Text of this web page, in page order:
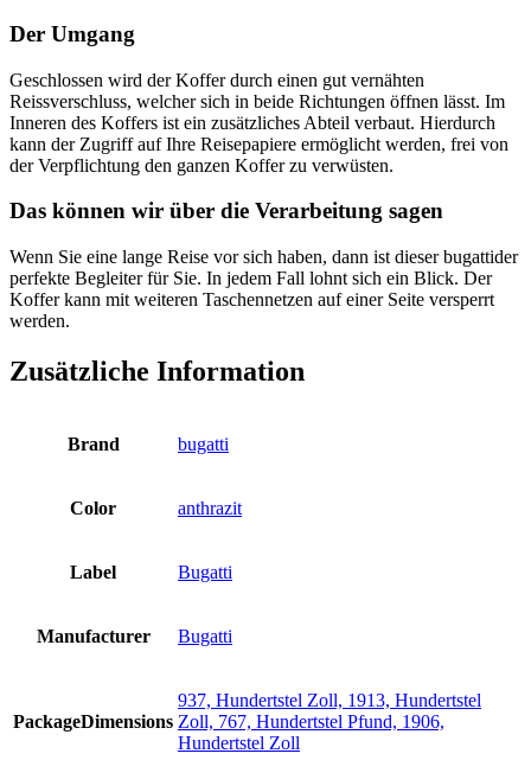
Der Umgang
Geschlossen wird der Koffer durch einen gut vernähten
Reissverschluss, welcher sich in beide Richtungen öffnen lässt. Im
Inneren des Koffers ist ein zusätzliches Abteil verbaut. Hierdurch
kann der Zugriff auf Ihre Reisepapiere ermöglicht werden, frei von
der Verpflichtung den ganzen Koffer zu verwüsten.
Das können wir über die Verarbeitung sagen
Wenn Sie eine lange Reise vor sich haben, dann ist dieser bugattider
perfekte Begleiter für Sie. In jedem Fall lohnt sich ein Blick. Der
Koffer kann mit weiteren Taschennetzen auf einer Seite versperrt
werden.
Zusätzliche Information
Brand bugatti
Color anthrazit
Label Bugatti
Manufacturer Bugatti
PackageDimensions
937, Hundertstel Zoll, 1913, Hundertstel
Zoll, 767, Hundertstel Pfund, 1906,
Hundertstel Zoll